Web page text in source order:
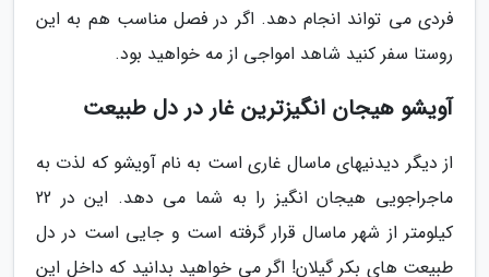
فردی می تواند انجام دهد. اگر در فصل مناسب هم به این
روستا سفر کنید شاهد امواجی از مه خواهید بود.
آویشو هیجان انگیزترین غار در دل طبیعت
از دیگر دیدنیهای ماسال غاری است به نام آویشو که لذت به
ماجراجویی هیجان انگیز را به شما می دهد. این در 22
کیلومتر از شهر ماسال قرار گرفته است و جایی است در دل
طبیعت های بکر گیلان! اگر می خواهید بدانید که داخل این